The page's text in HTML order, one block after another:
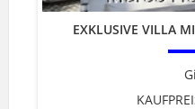
EXKLUSIVE VILLA